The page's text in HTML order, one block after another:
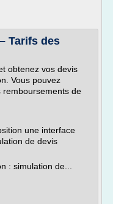
Tarifs des
obtenez vos devis
Vous pouvez
remboursements de
une interface
de devis
: simulation de...